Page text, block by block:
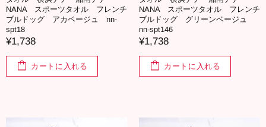
NANA スポーツタオル フレンチ
ブルドッグ アカベージュ nn-
spt18
¥1,738
カートに入れる
NANA スポーツタオル フレンチ
ブルドッグ グリーンベージュ
nn-spt146
¥1,738
カートに入れる